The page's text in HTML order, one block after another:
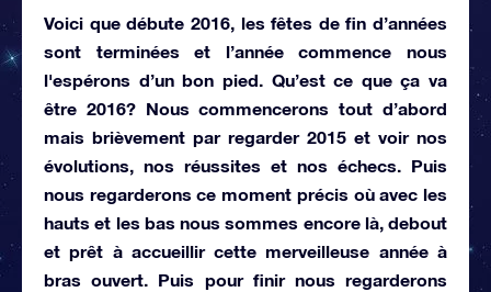
Voici que débute 2016, les fêtes de fin d’années
sont terminées et l’année commence nous
l'espérons d’un bon pied. Qu’est ce que ça va
être 2016? Nous commencerons tout d’abord
mais brièvement par regarder 2015 et voir nos
évolutions, nos réussites et nos échecs. Puis
nous regarderons ce moment précis où avec les
hauts et les bas nous sommes encore là, debout
et prêt à accueillir cette merveilleuse année à
bras ouvert. Puis pour finir nous regarderons